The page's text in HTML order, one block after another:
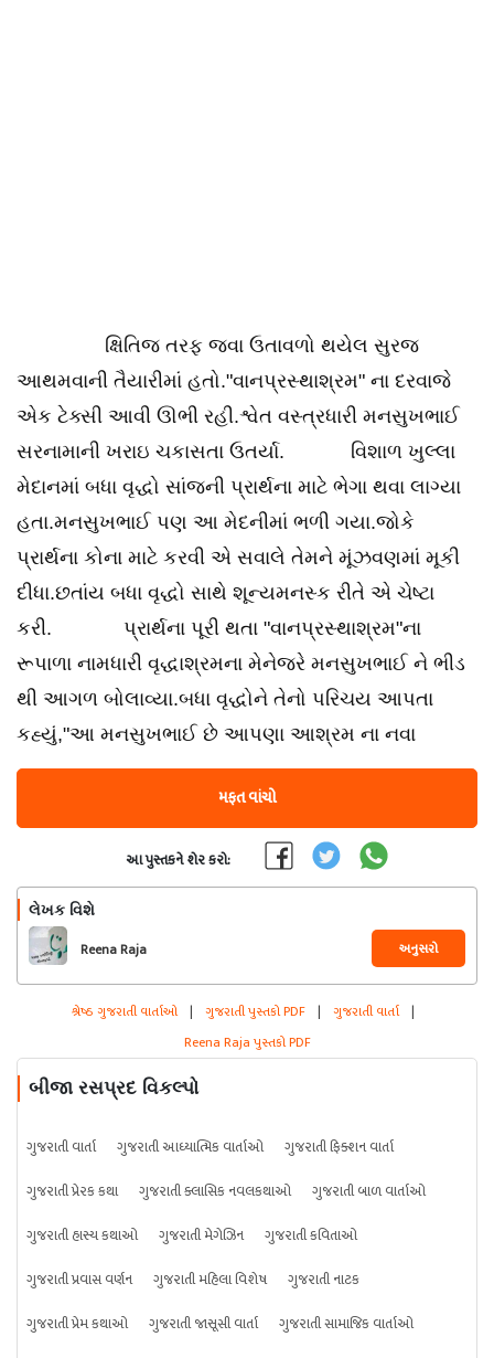
ક્ષિતિજ તરફ જવા ઉતાવળો થયેલ સુરજ
આથમવાની તૈયારીમાં હતો."વાનપ્રસ્થાશ્રમ" ના દરવાજે
એક ટેક્સી આવી ઊભી રહી.શ્વેત વસ્ત્રધારી મનસુખભાઈ
સરનામાની ખરાઇ ચકાસતા ઉતર્યા. વિશાળ ખુલ્લા
મેદાનમાં બધા વૃદ્ધો સાંજની પ્રાર્થના માટે ભેગા થવા લાગ્યા
હતા.મનસુખભાઈ પણ આ મેદનીમાં ભળી ગયા.જોકે
પ્રાર્થના કોના માટે કરવી એ સવાલે તેમને મૂંઝવણમાં મૂકી
દીધા.છતાંય બધા વૃદ્ધો સાથે શૂન્યમનસ્ક રીતે એ ચેષ્ટા
કરી. પ્રાર્થના પૂરી થતા "વાનપ્રસ્થાશ્રમ"ના
રૂપાળા નામધારી વૃદ્ધાશ્રમના મેનેજરે મનસુખભાઈ ને ભીડ
થી આગળ બોલાવ્યા.બધા વૃદ્ધોને તેનો પરિચય આપતા
કહ્યું,"આ મનસુખભાઈ છે આપણા આશ્રમ ના નવા
મફત વાંચો
આ પુસ્તકને શેર કરો:
લેખક વિશે
Reena Raja અનુસરો
શ્રેષ્ઠ ગુજરાતી વાર્તાઓ | ગુજરાતી પુસ્તકો PDF | ગુજરાતી વાર્તા |
Reena Raja પુસ્તકો PDF
બીજા રસપ્રદ વિકલ્પો
ગુજરાતી વાર્તા ગુજરાતી આધ્યાત્મિક વાર્તાઓ
ગુજરાતી ફિક્શન વાર્તા
ગુજરાતી પ્રેરક કથા
ગુજરાતી ક્લાસિક નવલકથાઓ
ગુજરાતી બાળ વાર્તાઓ
ગુજરાતી હાસ્ય કથાઓ
ગુજરાતી મેગેઝિન
ગુજરાતી કવિતાઓ
ગુજરાતી પ્રવાસ વર્ણન
ગુજરાતી મહિલા વિશેષ
ગુજરાતી નાટક
ગુજરાતી પ્રેમ કથાઓ
ગુજરાતી જાસૂસી વાર્તા
ગુજરાતી સામાજિક વાર્તાઓ